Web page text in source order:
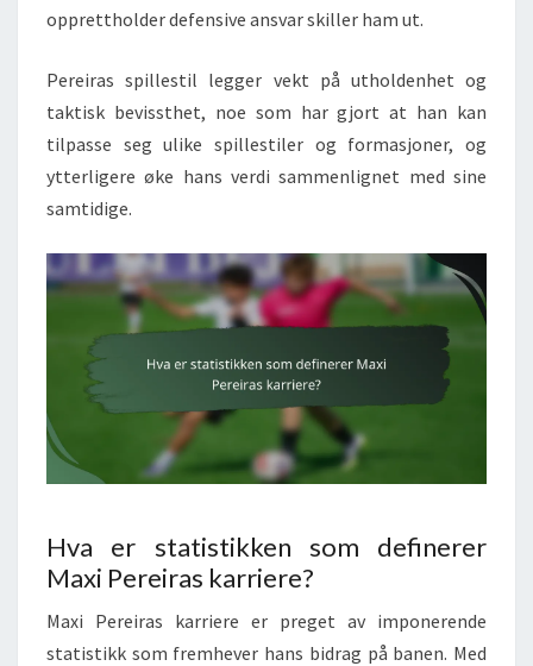
opprettholder defensive ansvar skiller ham ut.
Pereiras spillestil legger vekt på utholdenhet og
taktisk bevissthet, noe som har gjort at han kan
tilpasse seg ulike spillestiler og formasjoner, og
ytterligere øke hans verdi sammenlignet med sine
samtidige.
Hva er statistikken som definerer
Maxi Pereiras karriere?
Maxi Pereiras karriere er preget av imponerende
statistikk som fremhever hans bidrag på banen. Med